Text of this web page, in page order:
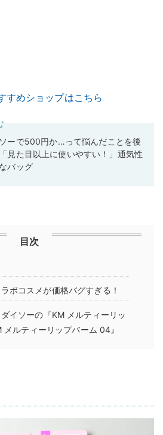
すめショップはこちら
ーで500円か…って悩んだことを後
見た目以上に使いやすい！」通気性
バッグ
目次
ボコスメが価格バグすぎる！
イソーの『KM メルティーリッ
ルティーリップバーム 04』